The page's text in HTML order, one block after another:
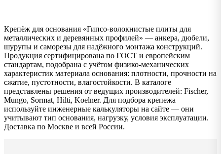
Крепёж для основания «Гипсо-волокнистые плиты для
металлических и деревянных профилей» — анкера, дюбели,
шурупы и саморезы для надёжного монтажа конструкций.
Продукция сертифицирована по ГОСТ и европейским
стандартам, подобрана с учётом физико-механических
характеристик материала основания: плотности, прочности на
сжатие, пустотности, влагостойкости. В каталоге
представлены решения от ведущих производителей: Fischer,
Mungo, Sormat, Hilti, Koelner. Для подбора крепежа
используйте инженерные калькуляторы на сайте — они
учитывают тип основания, нагрузку, условия эксплуатации.
Доставка по Москве и всей России.